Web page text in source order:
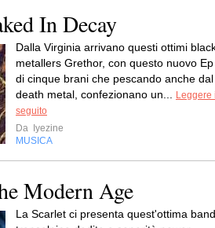
In Decay
Dalla Virginia arrivano questi ottimi
metallers Grethor, con questo nuovo Ep
di cinque brani che pescando anche dal
death metal, confezionano un...
Leggere
seguito
Da
Iyezine
MUSICA
Modern Age
La Scarlet ci presenta quest'ottima band